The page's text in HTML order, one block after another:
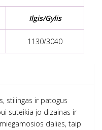
Ilgis/Gylis
1130/3040
stilingas ir patogus
suteikia jo dizainas ir
dalies, taip